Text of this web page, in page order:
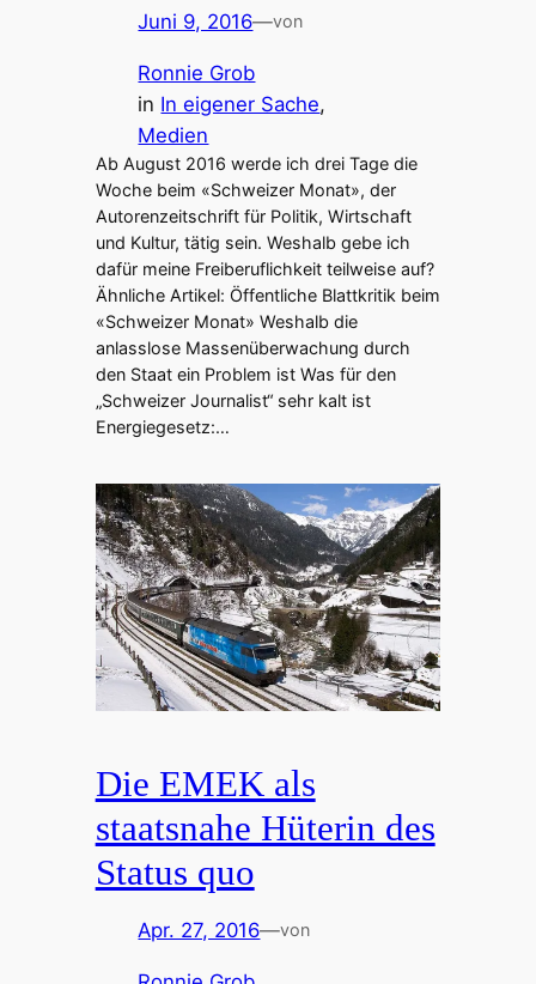
Juni 9, 2016—von
Ronnie Grob
in In eigener Sache
Medien
Ab August 2016 werde ich drei Tage die
Woche beim «Schweizer Monat», der
Autorenzeitschrift für Politik, Wirtschaft
und Kultur, tätig sein. Weshalb gebe ich
dafür meine Freiberuflichkeit teilweise auf?
Ähnliche Artikel: Öffentliche Blattkritik beim
«Schweizer Monat» Weshalb die
anlasslose Massenüberwachung durch
den Staat ein Problem ist Was für den
„Schweizer Journalist“ sehr kalt ist
Energiegesetz:…
Die EMEK als
staatsnahe Hüterin des
Status quo
Apr. 27, 2016—von